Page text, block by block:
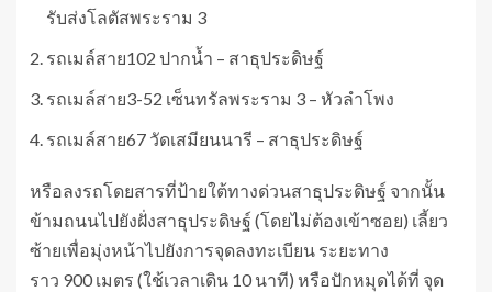
รับส่งโลตัสพระราม 3
รถเมล์สาย102 ปากน้ำ – สาธุประดิษฐ์
รถเมล์สาย3-52 เซ็นทรัลพระราม 3 – หัวลำโพง
รถเมล์สาย67 วัดเสมียนนารี – สาธุประดิษฐ์
หรือลงรถโดยสารที่ป้ายใต้ทางด่วนสาธุประดิษฐ์ จากนั้น
ข้ามถนนไปยังฝั่งสาธุประดิษฐ์ (โดยไม่ต้องเข้าซอย) เลี้ยว
ซ้ายเพื่อมุ่งหน้าไปยังการจุดลงทะเบียน ระยะทาง
ราว 900 เมตร (ใช้เวลาเดิน 10 นาที) หรือปักหมุดได้ที่ จุด